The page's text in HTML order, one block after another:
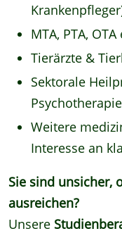
MTA, PTA, OTA
Tierärzte &
Sektorale
Weitere
Interesse an
Sie sind unsicher,
ausreichen?
Unsere